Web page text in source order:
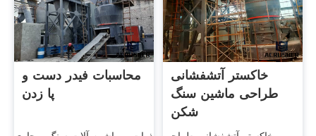
محاسبات فیدر دست و
پا زدن
خاکستر آتشفشانی
طراحی ماشین سنگ
شکن